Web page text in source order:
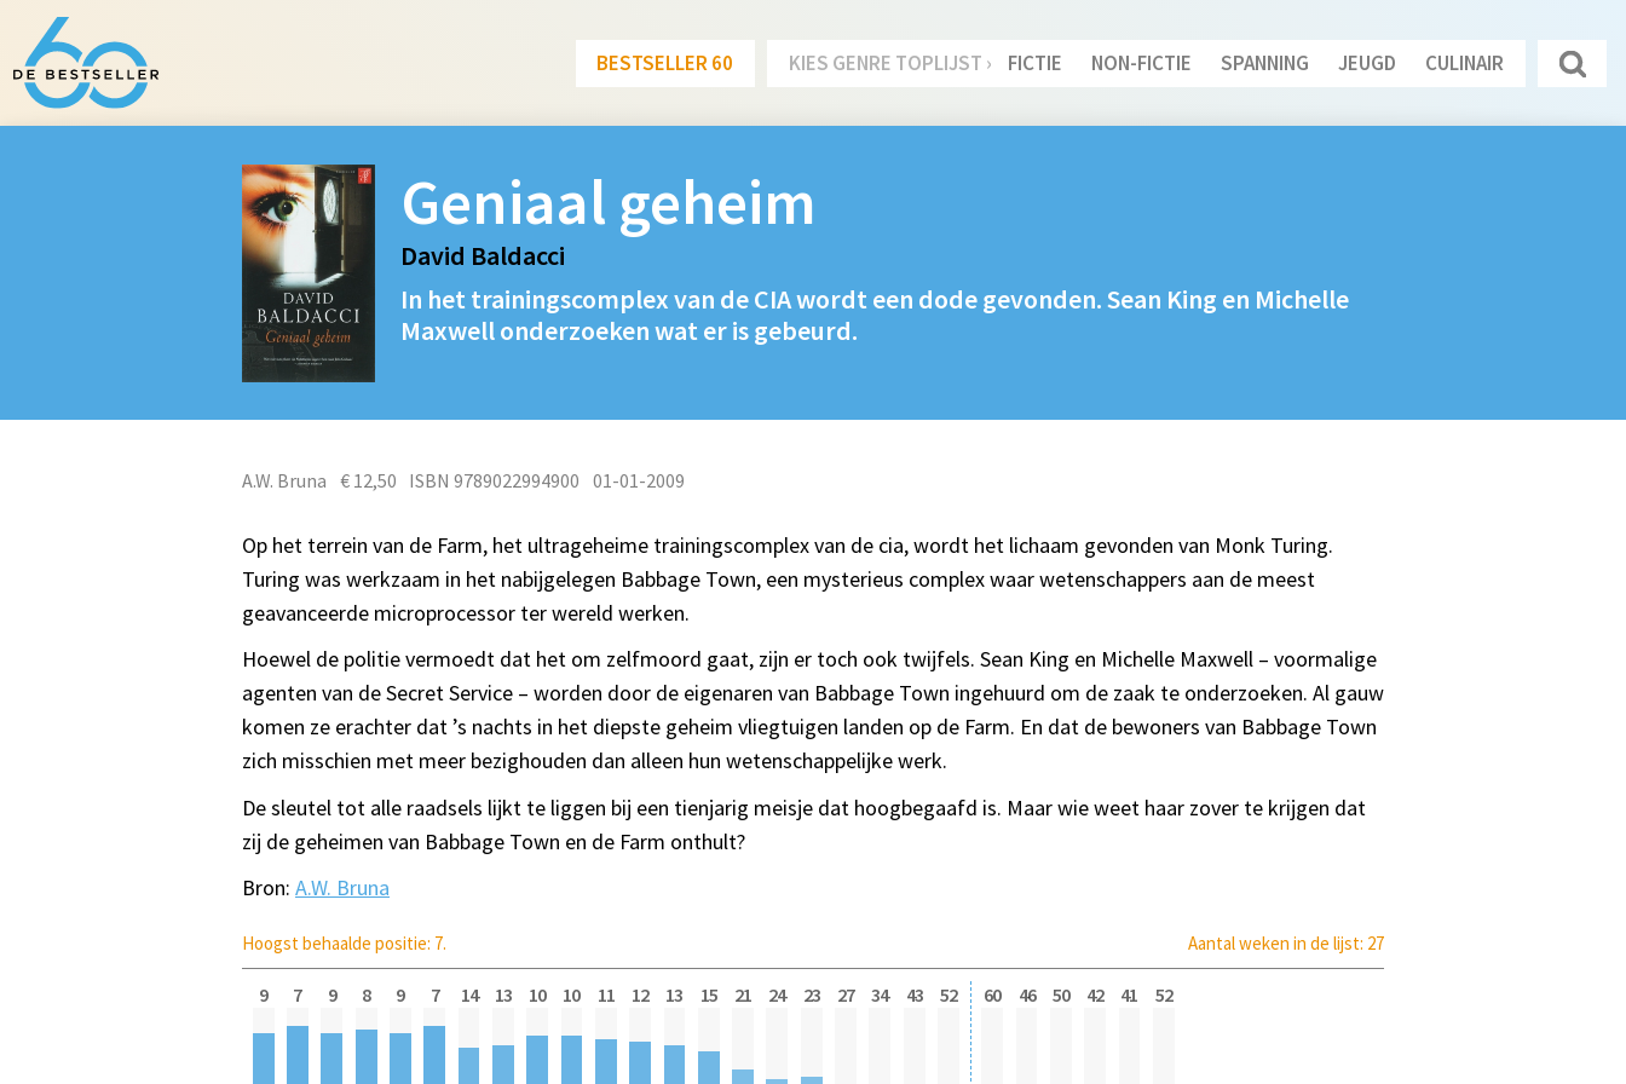
BESTSELLER 60 KIES GENRE TOPLIJST › FICTIE NON-FICTIE SPANNING JEUGD CULINAIR
Geniaal geheim
David Baldacci
In het trainingscomplex van de CIA wordt een dode gevonden. Sean King en Michelle
Maxwell onderzoeken wat er is gebeurd.
A.W. Bruna € 12,50 ISBN 9789022994900 01-01-2009
Op het terrein van de Farm, het ultrageheime trainingscomplex van de cia, wordt het lichaam gevonden van Monk Turing.
Turing was werkzaam in het nabijgelegen Babbage Town, een mysterieus complex waar wetenschappers aan de meest
geavanceerde microprocessor ter wereld werken.
Hoewel de politie vermoedt dat het om zelfmoord gaat, zijn er toch ook twijfels. Sean King en Michelle Maxwell – voormalige
agenten van de Secret Service – worden door de eigenaren van Babbage Town ingehuurd om de zaak te onderzoeken. Al gauw
komen ze erachter dat ’s nachts in het diepste geheim vliegtuigen landen op de Farm. En dat de bewoners van Babbage Town
zich misschien met meer bezighouden dan alleen hun wetenschappelijke werk.
De sleutel tot alle raadsels lijkt te liggen bij een tienjarig meisje dat hoogbegaafd is. Maar wie weet haar zover te krijgen dat
zij de geheimen van Babbage Town en de Farm onthult?
Bron: A.W. Bruna
Hoogst behaalde positie: 7. Aantal weken in de lijst: 27
9 7 9 8 9 7 14 13 10 10 11 12 13 15 21 24 23 27 34 43 52 60 46 50 42 41 52